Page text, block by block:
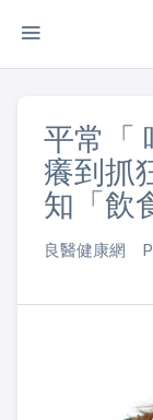
平常「
癢到抓
知「飲
良醫健康網